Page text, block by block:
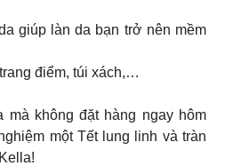
giúp làn da bạn trở nên mềm
điểm, túi xách,…
không đặt hàng ngay hôm
một Tết lung linh và tràn